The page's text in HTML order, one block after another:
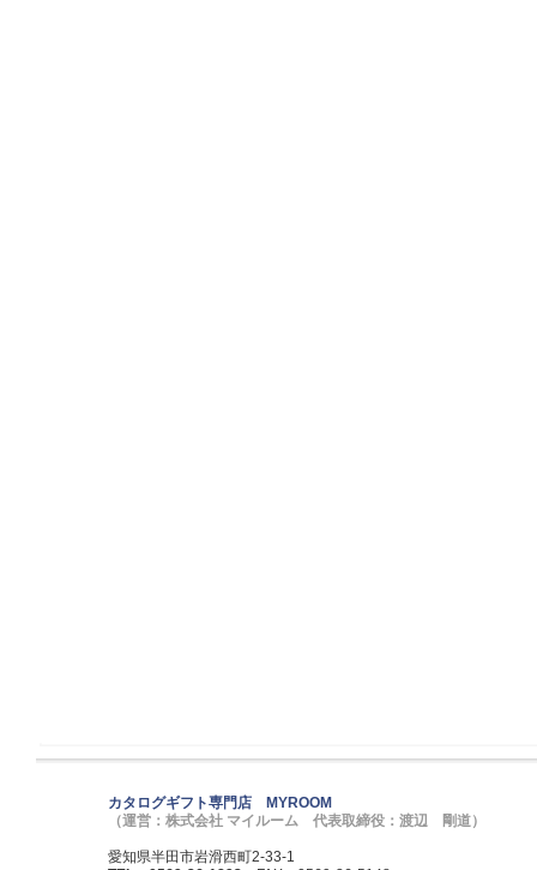
カタログギフト専門店 MYROOM
（運営：株式会社 マイルーム 代表取締役：渡辺 剛道）
愛知県半田市岩滑西町2-33-1